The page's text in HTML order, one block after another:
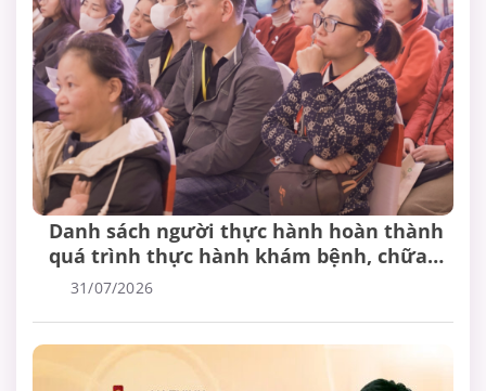
Danh sách người thực hành hoàn thành
quá trình thực hành khám bệnh, chữa
bệnh
31/07/2026